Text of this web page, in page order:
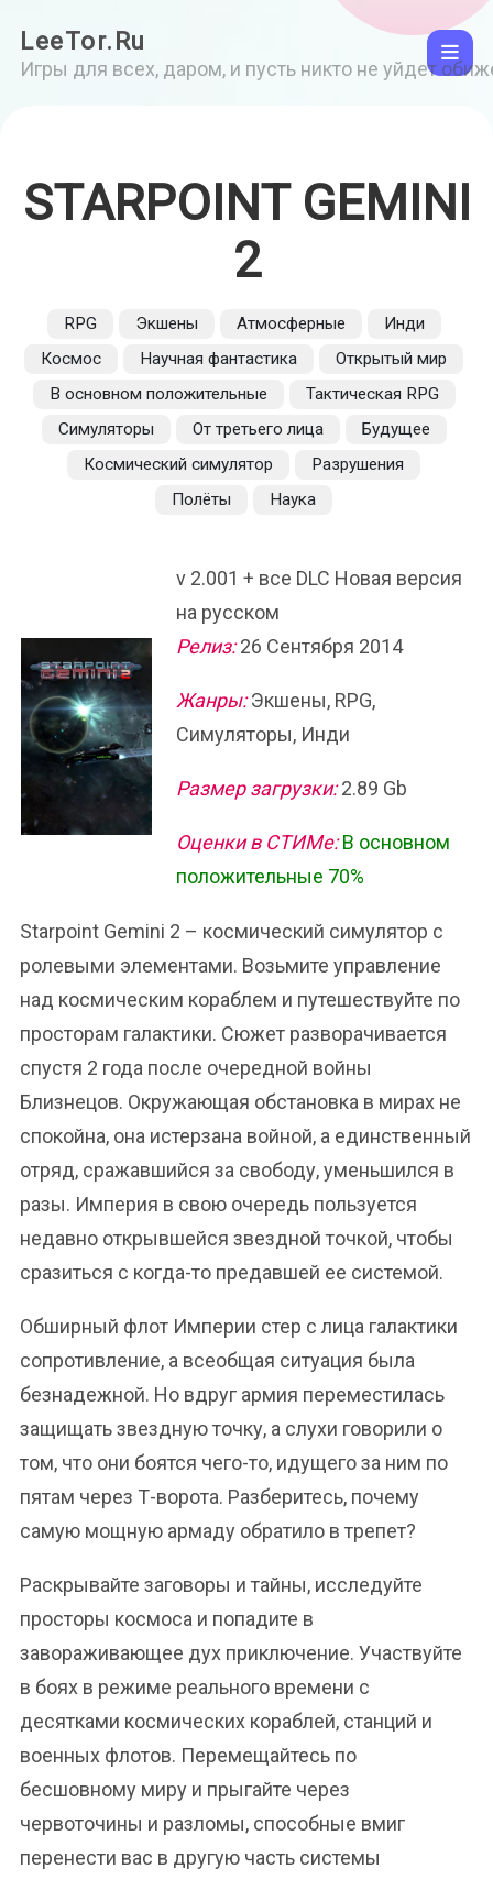
LeeTor.Ru
Игры для всех, даром, и пусть никто не уйдет
STARPOINT GEMINI
2
RPG Экшены Атмосферные
Инди
Космос
Научная фантастика
Открытый мир
В основном положительные
Тактическая RPG
Симуляторы
От третьего лица
Будущее
Космический симулятор
Разрушения
Полёты
Наука
v 2.001 + все DLC Новая версия
на русском
Релиз:26 Сентября 2014
Жанры:Экшены, RPG,
Симуляторы, Инди
Размер загрузки:2.89 Gb
Оценки в СТИМе: В основном
положительные 70%
Starpoint Gemini 2 – космический симулятор с
ролевыми элементами. Возьмите управление
над космическим кораблем и путешествуйте по
просторам галактики. Сюжет разворачивается
спустя 2 года после очередной войны
Близнецов. Окружающая обстановка в мирах не
спокойна, она истерзана войной, а единственный
отряд, сражавшийся за свободу, уменьшился в
разы. Империя в свою очередь пользуется
недавно открывшейся звездной точкой, чтобы
сразиться с когда-то предавшей ее системой.
Обширный флот Империи стер с лица галактики
сопротивление, а всеобщая ситуация была
безнадежной. Но вдруг армия переместилась
защищать звездную точку, а слухи говорили о
том, что они боятся чего-то, идущего за ним по
пятам через Т-ворота. Разберитесь, почему
самую мощную армаду обратило в трепет?
Раскрывайте заговоры и тайны, исследуйте
просторы космоса и попадите в
завораживающее дух приключение. Участвуйте
в боях в режиме реального времени с
десятками космических кораблей, станций и
военных флотов. Перемещайтесь по
бесшовному миру и прыгайте через
червоточины и разломы, способные вмиг
перенести вас в другую часть системы